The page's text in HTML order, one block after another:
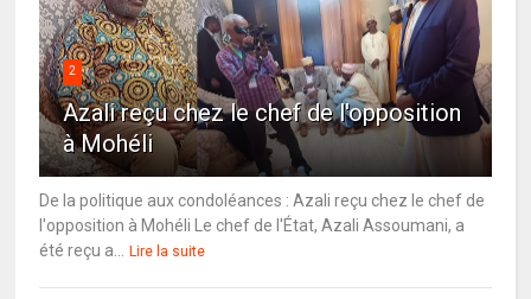
2
Azali reçu chez le chef de l'opposition
à Mohéli
De la politique aux condoléances : Azali reçu chez le chef de
l'opposition à Mohéli Le chef de l'État, Azali Assoumani, a
été reçu a...
Lire la suite